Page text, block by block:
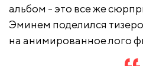
альбом - это все же
Эминем поделился
на анимированное лого